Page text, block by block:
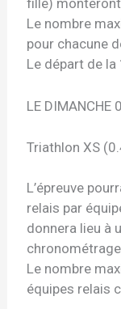
Le nombre
pour chacune
Le départ de
LE DIMANCHE
Triathlon XS
L’épreuve
relais par
donnera lieu à
Le nombre
équipes relais